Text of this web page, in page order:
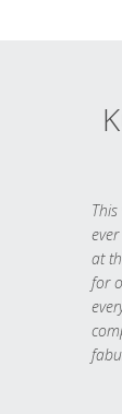
at
for